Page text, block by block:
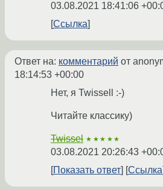
03.08.2021 18:41:06
Ссылка
Ответ на: комментарий от
18:14:53 +00:00
Нет, я Twissell :-)
Читайте классику)
Twissel ★★★★★
03.08.2021 20:26:43
Показать ответ
Ссылка